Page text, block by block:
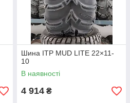
Шина ITP MUD LITE 22×11-
10
В наявності
4 914 ₴